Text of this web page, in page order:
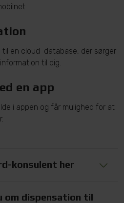
en cloud-database, der sørger
til dig.
en app
i appen og får mulighed for at
konsulent her
om dispensation til